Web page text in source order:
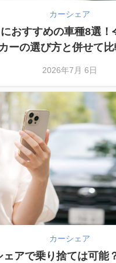
カーシェア
おすすめの車種8選！
カーの選び方と併せて
2026年7月 6日
カーシェア
ェアで乗り捨ては可能